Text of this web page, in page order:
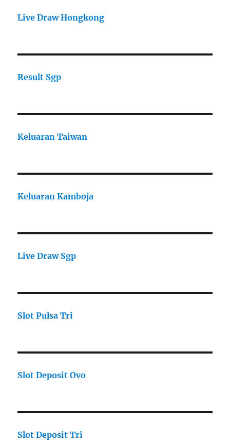
Live Draw Hongkong
Result Sgp
Keluaran Taiwan
Keluaran Kamboja
Live Draw Sgp
Slot Pulsa Tri
Slot Deposit Ovo
Slot Deposit Tri